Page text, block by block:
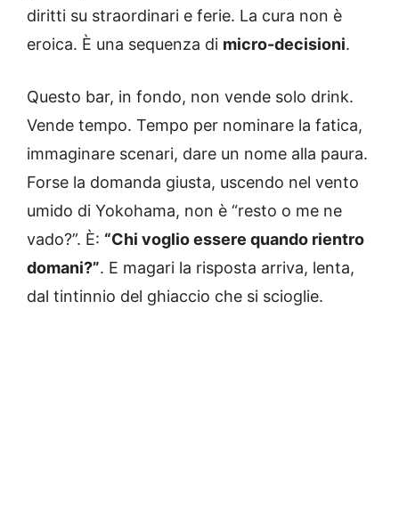
diritti su straordinari e ferie. La cura non è
eroica. È una sequenza di micro-decisioni.
Questo bar, in fondo, non vende solo drink.
Vende tempo. Tempo per nominare la fatica,
immaginare scenari, dare un nome alla paura.
Forse la domanda giusta, uscendo nel vento
umido di Yokohama, non è “resto o me ne
vado?”. È: “Chi voglio essere quando rientro
domani?”. E magari la risposta arriva, lenta,
dal tintinnio del ghiaccio che si scioglie.